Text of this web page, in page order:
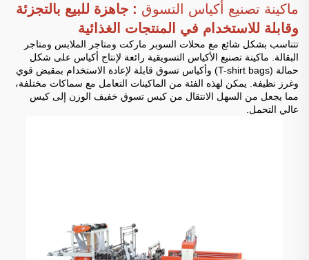
ماكينة تصنيع أكياس التسوق : جاهزة للبيع بالتجزئة
وقابلة للاستخدام في المنتجات الغذائية
تتناسب بشكل شائع مع محلات السوبر ماركت ومتاجر الملابس ومتاجر
البقالة. ماكينة تصنيع الأكياس التسويقية رائعة لإنتاج أكياس على شكل
حمالة (T-shirt bags) وأكياس تسوق قابلة لإعادة الاستخدام بمقبض قوي
وغرز نظيفة. يمكن لهذه الفئة من الماكينات التعامل مع سماكات مختلفة،
مما يجعل من السهل الانتقال من كيس تسوق خفيف الوزن إلى كيس
عالي التحمل.